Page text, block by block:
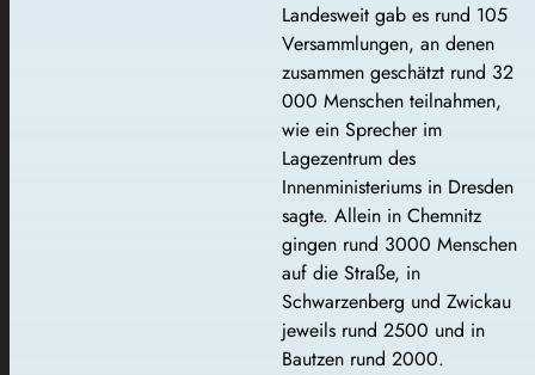
Landesweit gab es rund 105
Versammlungen, an denen
zusammen geschätzt rund 32
000 Menschen teilnahmen,
wie ein Sprecher im
Lagezentrum des
Innenministeriums in Dresden
sagte. Allein in Chemnitz
gingen rund 3000 Menschen
auf die Straße, in
Schwarzenberg und Zwickau
jeweils rund 2500 und in
Bautzen rund 2000.